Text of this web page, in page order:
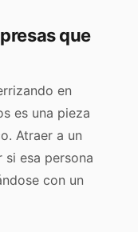
que
en
es una pieza
Atraer a un
esa persona
con un